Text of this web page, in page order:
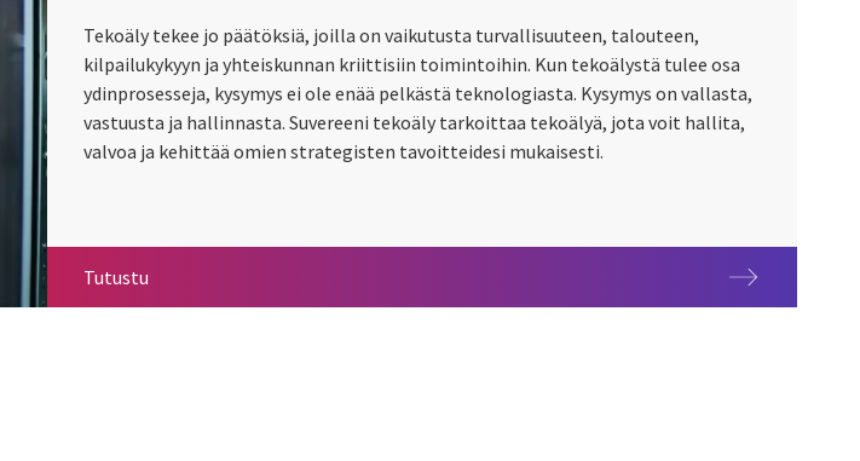
Tekoäly tekee jo päätöksiä, joilla on vaikutusta turvallisuuteen, talouteen,
kilpailukykyyn ja yhteiskunnan kriittisiin toimintoihin. Kun tekoälystä tulee osa
ydinprosesseja, kysymys ei ole enää pelkästä teknologiasta. Kysymys on vallasta,
vastuusta ja hallinnasta. Suvereeni tekoäly tarkoittaa tekoälyä, jota voit hallita,
valvoa ja kehittää omien strategisten tavoitteidesi mukaisesti.
Tutustu